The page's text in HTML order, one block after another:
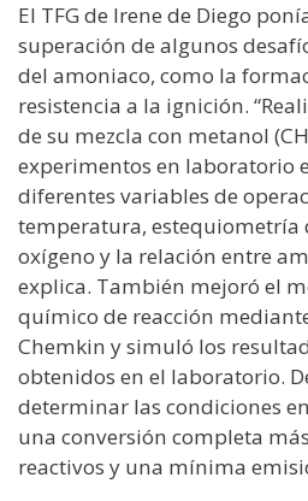
El TFG de Irene de Diego
superación de algunos
del amoniaco, como la
resistencia a la ignición.
de su mezcla con metanol
experimentos en laboratorio
diferentes variables de
temperatura, estequiometría
oxígeno y la relación entre
explica. También mejoró el
químico de reacción
Chemkin y simuló los
obtenidos en el laboratorio.
determinar las condiciones
una conversión completa
reactivos y una mínima